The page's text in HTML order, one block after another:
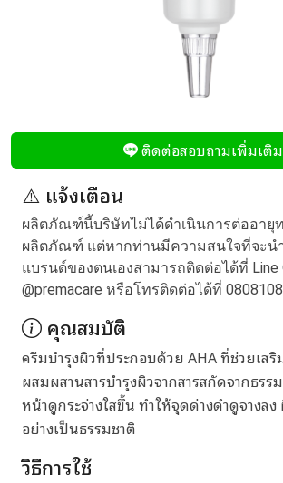
ติดต่อสอบถามเพิ่มเติม
⚠️ แจ้งเตือน
ผลิตภัณฑ์นี้บริษัทไม่ได้ดำเนินการต่ออายุ
ผลิตภัณฑ์ แต่หากท่านมีความสนใจที่จะน
แบรนด์ของตนเองสามารถติดต่อได้ที่ Line
@premacare หรือโทรติดต่อได้ที่
คุณสมบัติ
ครีมบำรุงผิวที่ประกอบด้วย AHA ที่ช่วยเส
ผสมผสานสารบำรุงผิวจากสารสกัดจากธรร
หน้าดูกระจ่างใสขึ้น ทำให้จุดด่างดำดูจางล
อย่างเป็นธรรมชาติ
วิธีการใช้